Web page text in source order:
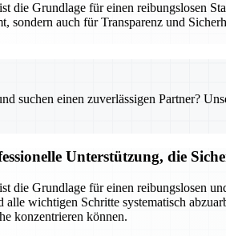
die Grundlage für einen reibungslosen
sondern auch für Transparenz und
suchen einen zuverlässigen Partner?
Unterstützung, die
die Grundlage für einen reibungslosen
alle wichtigen Schritte systematisch
konzentrieren können.